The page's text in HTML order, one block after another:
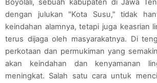
Boyolali, sebuah kabupaten di Jawa
dengan julukan "Kota Susu," tidak
keindahan alamnya, tetapi juga keasrian
terus dijaga oleh masyarakatnya. Di
perkotaan dan permukiman yang
akan keindahan dan kenyamanan
meningkat. Salah satu cara untuk